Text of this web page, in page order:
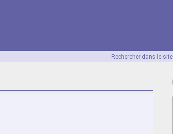
Rechercher dans le site